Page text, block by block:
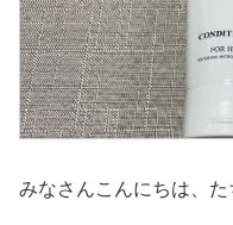
みなさんこんにちは、た